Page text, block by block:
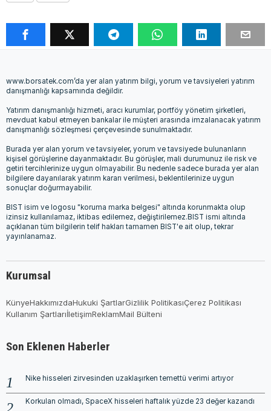
www.borsatek.com’da yer alan yatırım bilgi, yorum ve tavsiyeleri yatırım
danışmanlığı kapsamında değildir.
Yatırım danışmanlığı hizmeti, aracı kurumlar, portföy yönetim şirketleri,
mevduat kabul etmeyen bankalar ile müşteri arasında imzalanacak yatırım
danışmanlığı sözleşmesi çerçevesinde sunulmaktadır.
Burada yer alan yorum ve tavsiyeler, yorum ve tavsiyede bulunanların
kişisel görüşlerine dayanmaktadır. Bu görüşler, mali durumunuz ile risk ve
getiri tercihlerinize uygun olmayabilir. Bu nedenle sadece burada yer alan
bilgilere dayanılarak yatırım kararı verilmesi, beklentilerinize uygun
sonuçlar doğurmayabilir.
BIST isim ve logosu "koruma marka belgesi" altında korunmakta olup
izinsiz kullanılamaz, iktibas edilemez, değiştirilemez.BIST ismi altında
açıklanan tüm bilgilerin telif hakları tamamen BIST'e ait olup, tekrar
yayınlanamaz.
Kurumsal
KünyeHakkımızdaHukuki ŞartlarGizlilik PolitikasıÇerez Politikası
Kullanım ŞartlarıİletişimReklamMail Bülteni
Son Eklenen Haberler
Nike hisseleri zirvesinden uzaklaşırken temettü verimi artıyor
Korkulan olmadı, SpaceX hisseleri haftalık yüzde 23 değer kazandı